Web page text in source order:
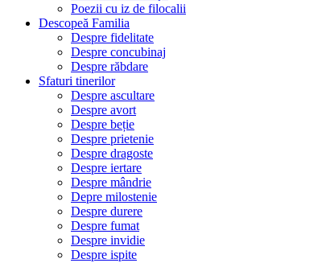
Poezii cu iz de filocalii
Descopeă Familia
Despre fidelitate
Despre concubinaj
Despre răbdare
Sfaturi tinerilor
Despre ascultare
Despre avort
Despre beție
Despre prietenie
Despre dragoste
Despre iertare
Despre mândrie
Depre milostenie
Despre durere
Despre fumat
Despre invidie
Despre ispite